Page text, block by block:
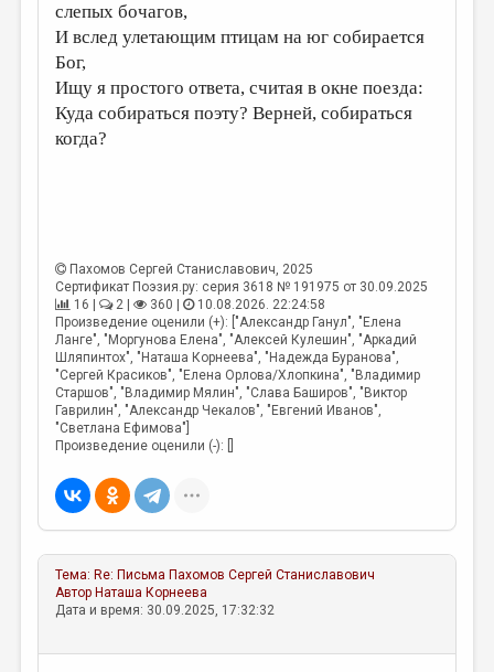
слепых бочагов,
И вслед улетающим птицам на юг собирается
Бог,
Ищу я простого ответа, считая в окне поезда:
Куда собираться поэту? Верней, собираться
когда?
Пахомов Сергей Станиславович, 2025
Сертификат Поэзия.ру: серия 3618 № 191975 от 30.09.2025
16 |
2 | 360 |
10.08.2026. 22:24:58
Произведение оценили (+): ["Александр Ганул", "Елена
Ланге", "Моргунова Елена", "Алексей Кулешин", "Аркадий
Шляпинтох", "Наташа Корнеева", "Надежда Буранова",
"Сергей Красиков", "Елена Орлова/Хлопкина", "Владимир
Старшов", "Владимир Мялин", "Слава Баширов", "Виктор
Гаврилин", "Александр Чекалов", "Евгений Иванов",
"Светлана Ефимова"]
Произведение оценили (-): []
Тема: Re: Письма Пахомов Сергей Станиславович
Автор Наташа Корнеева
Дата и время: 30.09.2025, 17:32:32